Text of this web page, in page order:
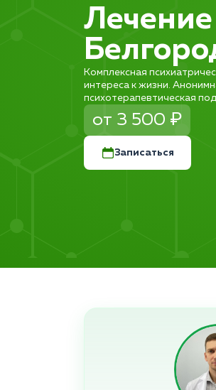
Комплексная
интереса к жизни.
психотерапевтическая
от 3 500 ₽
Записаться